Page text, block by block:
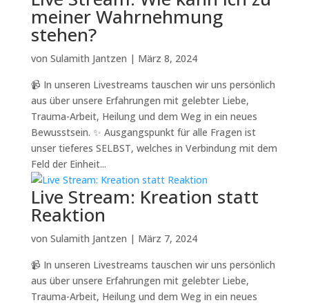
meiner Wahrnehmung
stehen?
von Sulamith Jantzen | März 8, 2024
📹 In unseren Livestreams tauschen wir uns persönlich
aus über unsere Erfahrungen mit gelebter Liebe,
Trauma-Arbeit, Heilung und dem Weg in ein neues
Bewusstsein. ✨ Ausgangspunkt für alle Fragen ist
unser tieferes SELBST, welches in Verbindung mit dem
Feld der Einheit...
Live Stream: Kreation statt
Reaktion
von Sulamith Jantzen | März 7, 2024
📹 In unseren Livestreams tauschen wir uns persönlich
aus über unsere Erfahrungen mit gelebter Liebe,
Trauma-Arbeit, Heilung und dem Weg in ein neues